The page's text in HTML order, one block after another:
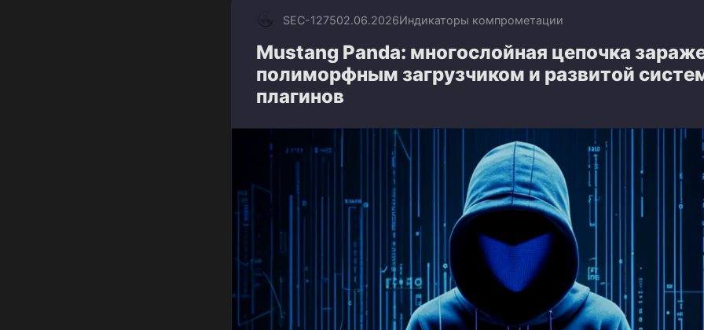
SEC-127502.06.2026Индикаторы компрометации
Mustang Panda: многослойная цепочка
полиморфным загрузчиком и развитой
плагинов